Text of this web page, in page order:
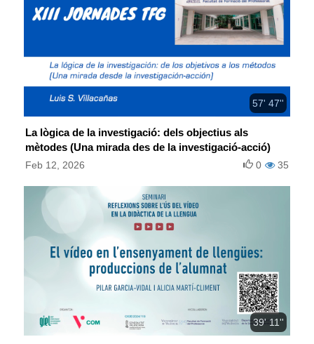
57' 47''
La lògica de la investigació: dels objectius als
mètodes (Una mirada des de la investigació-acció)
Feb 12, 2026 35
0
39' 11''